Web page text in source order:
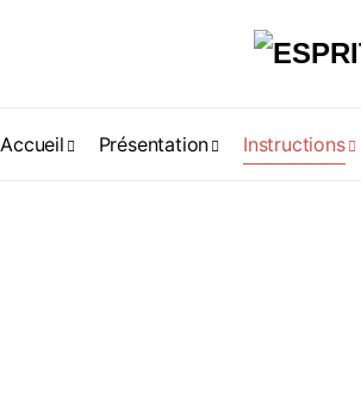
Accueil Présentation Instructions